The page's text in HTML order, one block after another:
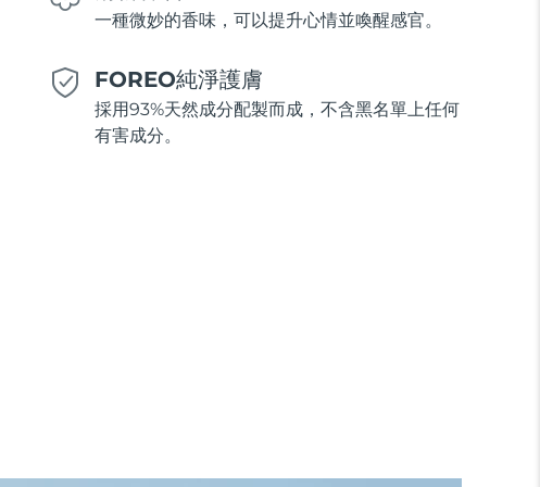
一種微妙的香味，可以提升心情並喚醒感官。
FOREO純淨護膚
採用93%天然成分配製而成，不含黑名單上任何
有害成分。